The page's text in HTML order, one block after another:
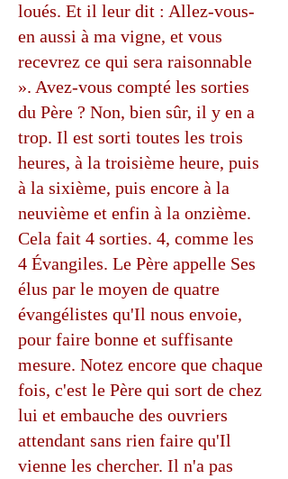
loués. Et il leur dit : Allez-vous-
en aussi à ma vigne, et vous
recevrez ce qui sera raisonnable
». Avez-vous compté les sorties
du Père ? Non, bien sûr, il y en a
trop. Il est sorti toutes les trois
heures, à la troisième heure, puis
à la sixième, puis encore à la
neuvième et enfin à la onzième.
Cela fait 4 sorties. 4, comme les
4 Évangiles. Le Père appelle Ses
élus par le moyen de quatre
évangélistes qu'Il nous envoie,
pour faire bonne et suffisante
mesure. Notez encore que chaque
fois, c'est le Père qui sort de chez
lui et embauche des ouvriers
attendant sans rien faire qu'Il
vienne les chercher. Il n'a pas